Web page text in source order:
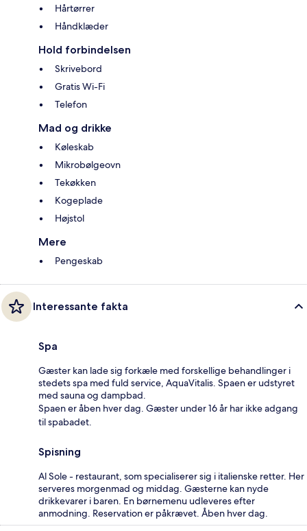
Hårtørrer
Håndklæder
Hold forbindelsen
Skrivebord
Gratis Wi-Fi
Telefon
Mad og drikke
Køleskab
Mikrobølgeovn
Tekøkken
Kogeplade
Højstol
Mere
Pengeskab
Interessante fakta
Spa
Gæster kan lade sig forkæle med forskellige behandlinger i
stedets spa med fuld service, AquaVitalis. Spaen er udstyret
med sauna og dampbad.
Spaen er åben hver dag. Gæster under 16 år har ikke adgang
til spabadet.
Spisning
Al Sole - restaurant, som specialiserer sig i italienske retter. Her
serveres morgenmad og middag. Gæsterne kan nyde
drikkevarer i baren. En børnemenu udleveres efter
anmodning. Reservation er påkrævet. Åben hver dag.